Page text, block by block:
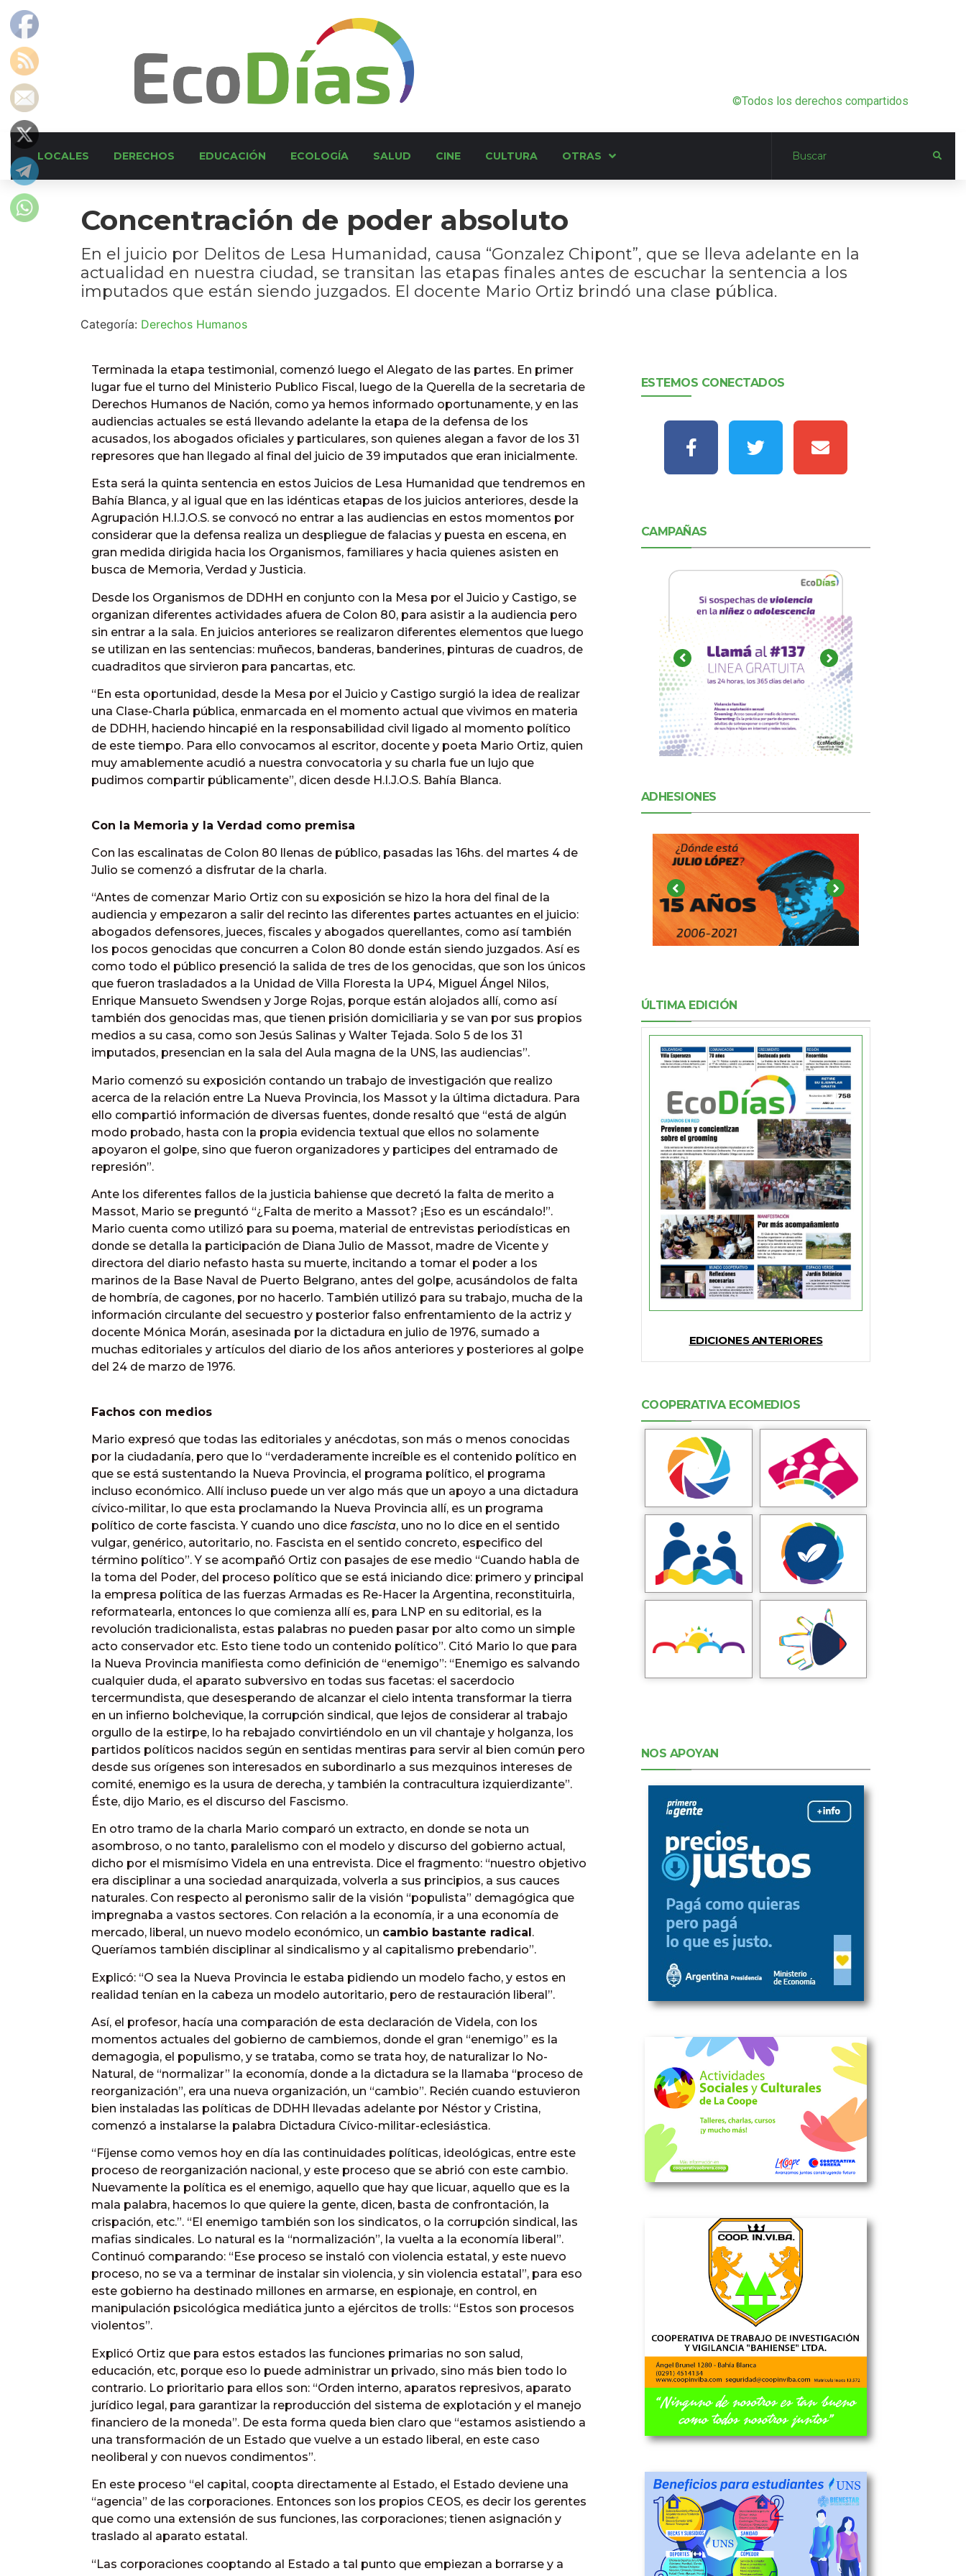
©Todos los derechos compartidos
LOCALES DERECHOS EDUCACIÓN ECOLOGÍA SALUD CINE CULTURA OTRAS
Concentración de poder absoluto
En el juicio por Delitos de Lesa Humanidad, causa “Gonzalez Chipont”, que se lleva adelante en la
actualidad en nuestra ciudad, se transitan las etapas finales antes de escuchar la sentencia a los
imputados que están siendo juzgados. El docente Mario Ortiz brindó una clase pública.
Categoría: Derechos Humanos
Terminada la etapa testimonial, comenzó luego el Alegato de las partes. En primer
lugar fue el turno del Ministerio Publico Fiscal, luego de la Querella de la secretaria de
Derechos Humanos de Nación, como ya hemos informado oportunamente, y en las
audiencias actuales se está llevando adelante la etapa de la defensa de los
acusados, los abogados oficiales y particulares, son quienes alegan a favor de los 31
represores que han llegado al final del juicio de 39 imputados que eran inicialmente.
Esta será la quinta sentencia en estos Juicios de Lesa Humanidad que tendremos en
Bahía Blanca, y al igual que en las idénticas etapas de los juicios anteriores, desde la
Agrupación H.I.J.O.S. se convocó no entrar a las audiencias en estos momentos por
considerar que la defensa realiza un despliegue de falacias y puesta en escena, en
gran medida dirigida hacia los Organismos, familiares y hacia quienes asisten en
busca de Memoria, Verdad y Justicia.
Desde los Organismos de DDHH en conjunto con la Mesa por el Juicio y Castigo, se
organizan diferentes actividades afuera de Colon 80, para asistir a la audiencia pero
sin entrar a la sala. En juicios anteriores se realizaron diferentes elementos que luego
se utilizan en las sentencias: muñecos, banderas, banderines, pinturas de cuadros, de
cuadraditos que sirvieron para pancartas, etc.
“En esta oportunidad, desde la Mesa por el Juicio y Castigo surgió la idea de realizar
una Clase-Charla pública, enmarcada en el momento actual que vivimos en materia
de DDHH, haciendo hincapié en la responsabilidad civil ligado al momento político
de este tiempo. Para ello convocamos al escritor, docente y poeta Mario Ortiz, quien
muy amablemente acudió a nuestra convocatoria y su charla fue un lujo que
pudimos compartir públicamente”, dicen desde H.I.J.O.S. Bahía Blanca.
Con la Memoria y la Verdad como premisa
Con las escalinatas de Colon 80 llenas de público, pasadas las 16hs. del martes 4 de
Julio se comenzó a disfrutar de la charla.
“Antes de comenzar Mario Ortiz con su exposición se hizo la hora del final de la
audiencia y empezaron a salir del recinto las diferentes partes actuantes en el juicio:
abogados defensores, jueces, fiscales y abogados querellantes, como así también
los pocos genocidas que concurren a Colon 80 donde están siendo juzgados. Así es
como todo el público presenció la salida de tres de los genocidas, que son los únicos
que fueron trasladados a la Unidad de Villa Floresta la UP4, Miguel Ángel Nilos,
Enrique Mansueto Swendsen y Jorge Rojas, porque están alojados allí, como así
también dos genocidas mas, que tienen prisión domiciliaria y se van por sus propios
medios a su casa, como son Jesús Salinas y Walter Tejada. Solo 5 de los 31
imputados, presencian en la sala del Aula magna de la UNS, las audiencias”.
Mario comenzó su exposición contando un trabajo de investigación que realizo
acerca de la relación entre La Nueva Provincia, los Massot y la última dictadura. Para
ello compartió información de diversas fuentes, donde resaltó que “está de algún
modo probado, hasta con la propia evidencia textual que ellos no solamente
apoyaron el golpe, sino que fueron organizadores y participes del entramado de
represión”.
Ante los diferentes fallos de la justicia bahiense que decretó la falta de merito a
Massot, Mario se preguntó “¿Falta de merito a Massot? ¡Eso es un escándalo!”.
Mario cuenta como utilizó para su poema, material de entrevistas periodísticas en
donde se detalla la participación de Diana Julio de Massot, madre de Vicente y
directora del diario nefasto hasta su muerte, incitando a tomar el poder a los
marinos de la Base Naval de Puerto Belgrano, antes del golpe, acusándolos de falta
de hombría, de cagones, por no hacerlo. También utilizó para su trabajo, mucha de la
información circulante del secuestro y posterior falso enfrentamiento de la actriz y
docente Mónica Morán, asesinada por la dictadura en julio de 1976, sumado a
muchas editoriales y artículos del diario de los años anteriores y posteriores al golpe
del 24 de marzo de 1976.
Fachos con medios
Mario expresó que todas las editoriales y anécdotas, son más o menos conocidas
por la ciudadanía, pero que lo “verdaderamente increíble es el contenido político en
que se está sustentando la Nueva Provincia, el programa político, el programa
incluso económico. Allí incluso puede un ver algo más que un apoyo a una dictadura
cívico-militar, lo que esta proclamando la Nueva Provincia allí, es un programa
político de corte fascista. Y cuando uno dice fascista, uno no lo dice en el sentido
vulgar, genérico, autoritario, no. Fascista en el sentido concreto, especifico del
término político”. Y se acompañó Ortiz con pasajes de ese medio “Cuando habla de
la toma del Poder, del proceso político que se está iniciando dice: primero y principal
la empresa política de las fuerzas Armadas es Re-Hacer la Argentina, reconstituirla,
reformatearla, entonces lo que comienza allí es, para LNP en su editorial, es la
revolución tradicionalista, estas palabras no pueden pasar por alto como un simple
acto conservador etc. Esto tiene todo un contenido político”. Citó Mario lo que para
la Nueva Provincia manifiesta como definición de “enemigo”: “Enemigo es salvando
cualquier duda, el aparato subversivo en todas sus facetas: el sacerdocio
tercermundista, que desesperando de alcanzar el cielo intenta transformar la tierra
en un infierno bolchevique, la corrupción sindical, que lejos de considerar al trabajo
orgullo de la estirpe, lo ha rebajado convirtiéndolo en un vil chantaje y holganza, los
partidos políticos nacidos según en sentidas mentiras para servir al bien común pero
desde sus orígenes son interesados en subordinarlo a sus mezquinos intereses de
comité, enemigo es la usura de derecha, y también la contracultura izquierdizante”.
Éste, dijo Mario, es el discurso del Fascismo.
En otro tramo de la charla Mario comparó un extracto, en donde se nota un
asombroso, o no tanto, paralelismo con el modelo y discurso del gobierno actual,
dicho por el mismísimo Videla en una entrevista. Dice el fragmento: “nuestro objetivo
era disciplinar a una sociedad anarquizada, volverla a sus principios, a sus cauces
naturales. Con respecto al peronismo salir de la visión “populista” demagógica que
impregnaba a vastos sectores. Con relación a la economía, ir a una economía de
mercado, liberal, un nuevo modelo económico, un cambio bastante radical .
Queríamos también disciplinar al sindicalismo y al capitalismo prebendario”.
Explicó: “O sea la Nueva Provincia le estaba pidiendo un modelo facho, y estos en
realidad tenían en la cabeza un modelo autoritario, pero de restauración liberal”.
Así, el profesor, hacía una comparación de esta declaración de Videla, con los
momentos actuales del gobierno de cambiemos, donde el gran “enemigo” es la
demagogia, el populismo, y se trataba, como se trata hoy, de naturalizar lo No-
Natural, de “normalizar” la economía, donde a la dictadura se la llamaba “proceso de
reorganización”, era una nueva organización, un “cambio”. Recién cuando estuvieron
bien instaladas las políticas de DDHH llevadas adelante por Néstor y Cristina,
comenzó a instalarse la palabra Dictadura Cívico-militar-eclesiástica.
“Fíjense como vemos hoy en día las continuidades políticas, ideológicas, entre este
proceso de reorganización nacional, y este proceso que se abrió con este cambio.
Nuevamente la política es el enemigo, aquello que hay que licuar, aquello que es la
mala palabra, hacemos lo que quiere la gente, dicen, basta de confrontación, la
crispación, etc.”. “El enemigo también son los sindicatos, o la corrupción sindical, las
mafias sindicales. Lo natural es la “normalización”, la vuelta a la economía liberal”.
Continuó comparando: “Ese proceso se instaló con violencia estatal, y este nuevo
proceso, no se va a terminar de instalar sin violencia, y sin violencia estatal”, para eso
este gobierno ha destinado millones en armarse, en espionaje, en control, en
manipulación psicológica mediática junto a ejércitos de trolls: “Estos son procesos
violentos”.
Explicó Ortiz que para estos estados las funciones primarias no son salud,
educación, etc, porque eso lo puede administrar un privado, sino más bien todo lo
contrario. Lo prioritario para ellos son: “Orden interno, aparatos represivos, aparato
jurídico legal, para garantizar la reproducción del sistema de explotación y el manejo
financiero de la moneda”. De esta forma queda bien claro que “estamos asistiendo a
una transformación de un Estado que vuelve a un estado liberal, en este caso
neoliberal y con nuevos condimentos”.
En este proceso “el capital, coopta directamente al Estado, el Estado deviene una
“agencia” de las corporaciones. Entonces son los propios CEOS, es decir los gerentes
que como una extensión de sus funciones, las corporaciones; tienen asignación y
traslado al aparato estatal.
“Las corporaciones cooptando al Estado a tal punto que empiezan a borrarse y a
ESTEMOS CONECTADOS
CAMPAÑAS
ADHESIONES
ÚLTIMA EDICIÓN
EDICIONES ANTERIORES
COOPERATIVA ECOMEDIOS
NOS APOYAN